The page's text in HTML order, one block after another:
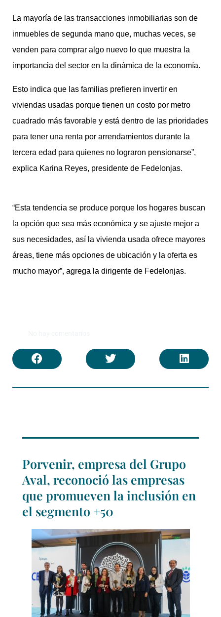
La mayoría de las transacciones inmobiliarias son de
inmuebles de segunda mano que, muchas veces, se
venden para comprar algo nuevo lo que muestra la
importancia del sector en la dinámica de la economía.
Esto indica que las familias prefieren invertir en
viviendas usadas porque tienen un costo por metro
cuadrado más favorable y está dentro de las prioridades
para tener una renta por arrendamientos durante la
tercera edad para quienes no lograron pensionarse”,
explica Karina Reyes, presidente de Fedelonjas.
“Esta tendencia se produce porque los hogares buscan
la opción que sea más económica y se ajuste mejor a
sus necesidades, así la vivienda usada ofrece mayores
áreas, tiene más opciones de ubicación y la oferta es
mucho mayor”, agrega la dirigente de Fedelonjas.
Porvenir, empresa del Grupo
Aval, reconoció las empresas
que promueven la inclusión en
el segmento +50